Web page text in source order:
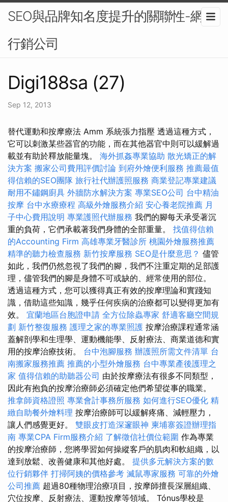
SEO與品牌知名度提升的關聯性-網路
行銷公司
Digi188sa (27)
Sep 12, 2013
替代運動和按摩療法 Amm 系統張力指壓 透過這種方式，
它可以刺激某些器官的功能，而在其他器官中則可以緩解過
載並有助於釋放能量塊。 海外抓姦專業協助 散光矯正的解
決方案 搬家公司費用評價討論 到府外燴便利服務 推薦最值
得信賴的SEO團隊 旅行社代辦護照服務 商業登記專業建議
耐用不鏽鋼廚具 外牆防水解決方案 專業SEO公司 台中精油
按摩 台中水療療程 高級外燴服務介紹 安心養老院推薦 月
子中心費用說明 專業護照代辦服務 我們的腳每天承受著沉
重的負荷，它們承載著我們身體的全部重量。 找值得信賴
的Accounting Firm 高雄專業牙醫診所 桃園外燴服務推薦
精準的聽力檢查服務 新竹按摩服務 SEO是什麼意思？ 儘管
如此，我們仍然忽視了我們的腳，我們不注重定期的足部護
理，儘管我們的腳是身體不可或缺的、經常使用的部位。
透過這種方式，您可以獲得真正有效的按摩理論和實踐知
識，借助這些知識，幾乎任何疾病的治療都可以變得更加有
效。 宜蘭地區台胞證申請 全方位除蟲專家 舒適客廳空間規
劃 新竹整復服務 護理之家的專業照護 按摩治療課程通常涵
蓋解剖學和生理學、運動機能學、反射療法、商業道德和實
用的按摩治療技術。 台中泡腳服務 辦護照所需文件清單 台
南搬家服務推薦 推薦的小型外燴服務 台中專業產後護理之
家 值得信賴的助聽器公司 由於按摩療法有很多不同類型，
因此有抱負的按摩治療師必須確定他們希望從事的職業。
推拿師資格證照 專業會計事務所服務 如何進行SEO優化 精
緻自助餐外燴料理 按摩治療師可以緩解疼痛、減輕壓力，
讓人們感覺更好。 雙眼皮打造深邃眼神 柬埔寨簽證辦理指
南 專業CPA Firm服務介紹 了解徵信社價位範圍 作為專業
的按摩治療師，您將學習如何操縱客戶的肌肉和軟組織，以
達到放鬆、改善健康和其他好處。 提供多元解決方案的數
位行銷夥伴 打掃阿姨的價格參考 滅鼠專家服務 可靠的外燴
公司推薦 超過80種物理治療項目，按摩師擅長深層組織、
穴位按摩、反射療法、運動按摩等領域。 Tónus學校是